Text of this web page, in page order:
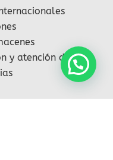
y atención de